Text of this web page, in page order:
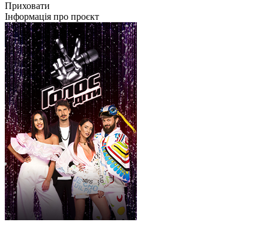
Приховати
Інформація про проєкт